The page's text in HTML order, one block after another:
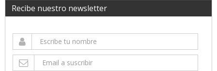
Recibe nuestro newsletter